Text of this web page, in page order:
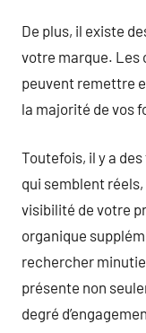
De plus, il existe
votre marque. Les
peuvent remettre
la majorité de vos
Toutefois, il y a
qui semblent
visibilité de votre
organique
rechercher
présente non
degré